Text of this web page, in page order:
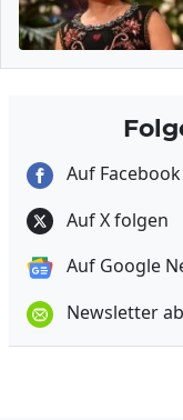
Auf
Auf X folgen
Auf Google
Newsletter